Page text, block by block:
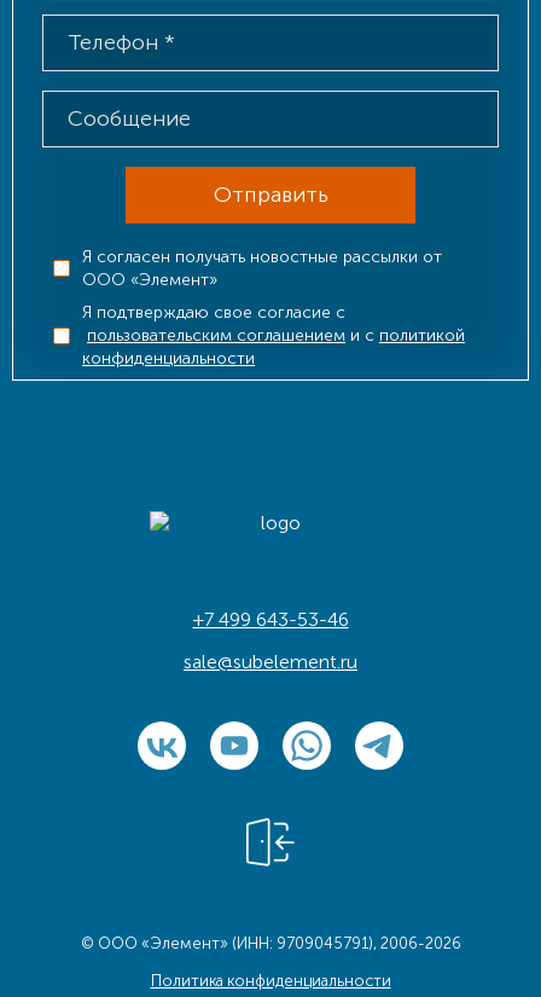
Отправить
Я согласен получать новостные рассылки от
ООО «Элемент»
Я подтверждаю свое согласие с
пользовательским соглашением и с политикой
конфиденциальности
+7 499 643-53-46
sale@subelement.ru
© ООО «Элемент» (ИНН: 9709045791), 2006-2026
Политика конфиденциальности